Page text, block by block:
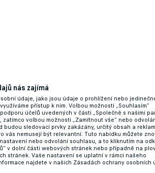
nás zajímá
údaje, jako jsou údaje o prohlížení nebo
přístup k nim. Volbou možnosti „Souhlasím“
účelů uvedených v části „Společně s našimi
zatímco volbou možnosti „Zamítnout vše“ nebo
budou sledovací prvky zakázány, určitý obsah a
vás nemusejí být relevantní. Tuto nabídku můžete
nebo odvolání souhlasu, a to kliknutím na
v dolní části webových stránek nebo případně na
stránek. Vaše nastavení se uplatní v rámci našeho
najdete v našich Zásadách ochrany osobních